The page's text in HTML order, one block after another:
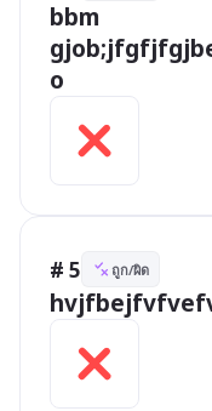
bbm
o
# 5 ถูก/ผิด